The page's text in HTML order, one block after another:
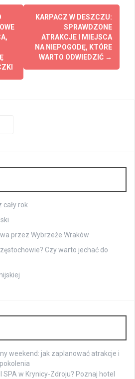
KARPACZ W DESZCZU:
SPRAWDZONE
ATRAKCJE I MIEJSCA
NA NIEPOGODĘ, KTÓRE
WARTO ODWIEDZIĆ →
rok
przez Wybrzeże Wraków
Czy warto jechać do
weekend: jak zaplanować atrakcje i
w Krynicy-Zdroju? Poznaj hotel